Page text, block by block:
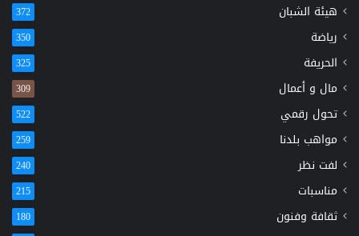
هيئة الشبان 372
رياضة 350
الحريفة 325
مال و أعمال 309
تحول رقمي 522
مواهب بلدنا 259
لفت نظر 240
مناسبات 215
ثقافة وفنون 180